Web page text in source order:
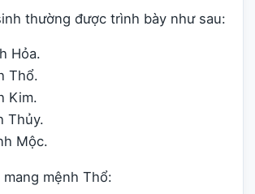
thường được trình bày như sau:
Hỏa.
Thổ.
Kim.
Thủy.
Mộc.
mệnh Thổ: